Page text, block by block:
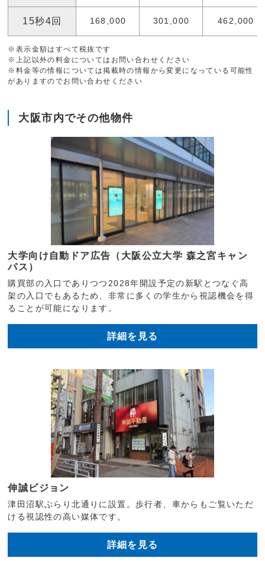
15秒4回 168,000 301,000 462,000
※表示金額はすべて税抜です
※上記以外の料金についてはお問い合わせください
※料金等の情報については掲載時の情報から変更になっている可能性
がありますのでお問い合わせください
大阪市内でその他物件
大学向け自動ドア広告（大阪公立大学 森之宮キャン
パス）
購買部の入口でありつつ2028年開設予定の新駅とつなぐ高
架の入口でもあるため、非常に多くの学生から視認機会を得
ることが可能になります。
詳細を見る
伸誠ビジョン
津田沼駅ぷらり北通りに設置。歩行者、車からもご覧いただ
ける視認性の高い媒体です。
詳細を見る